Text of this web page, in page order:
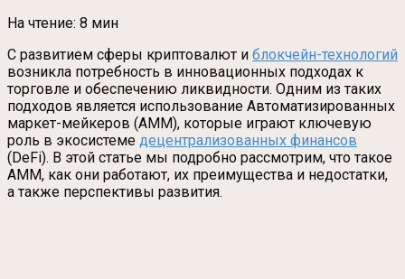
На чтение: 8 мин
С развитием сферы криптовалют и блокчейн-технологий
возникла потребность в инновационных подходах к
торговле и обеспечению ликвидности. Одним из таких
подходов является использование Автоматизированных
маркет-мейкеров (АММ), которые играют ключевую
роль в экосистеме децентрализованных финансов
(DeFi). В этой статье мы подробно рассмотрим, что такое
АММ, как они работают, их преимущества и недостатки,
а также перспективы развития.